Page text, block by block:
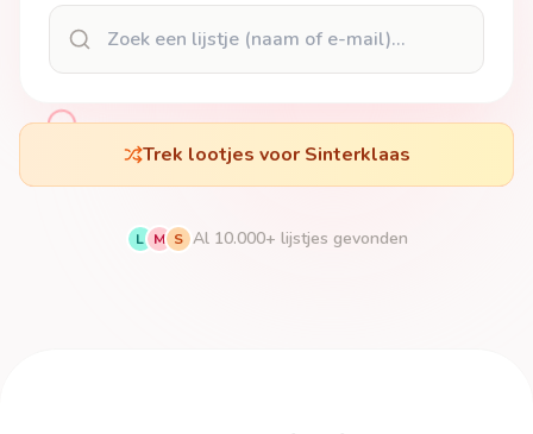
Trek lootjes voor Sinterklaas
L M S Al 10.000+ lijstjes gevonden